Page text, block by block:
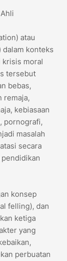
atau
konteks
krisis moral
tersebut
bebas,
remaja,
kebiasaan
pornografi,
masalah
secara
konsep
felling), dan
ketiga
yang
perbuatan